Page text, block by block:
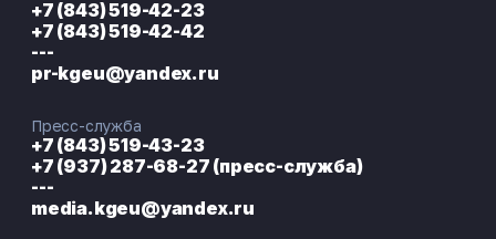
+7 (843) 519-42-23
+7 (843) 519-42-42
---
pr-kgeu@yandex.ru
Пресс-служба
+7 (843) 519-43-23
+7 (937) 287-68-27 (пресс-служба)
---
media.kgeu@yandex.ru